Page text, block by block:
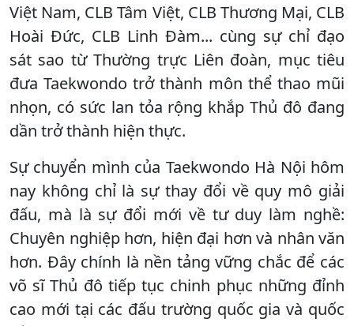
Việt Nam, CLB Tâm Việt, CLB Thương Mại, CLB
Hoài Đức, CLB Linh Đàm... cùng sự chỉ đạo
sát sao từ Thường trực Liên đoàn, mục tiêu
đưa Taekwondo trở thành môn thể thao mũi
nhọn, có sức lan tỏa rộng khắp Thủ đô đang
dần trở thành hiện thực.
Sự chuyển mình của Taekwondo Hà Nội hôm
nay không chỉ là sự thay đổi về quy mô giải
đấu, mà là sự đổi mới về tư duy làm nghề:
Chuyên nghiệp hơn, hiện đại hơn và nhân văn
hơn. Đây chính là nền tảng vững chắc để các
võ sĩ Thủ đô tiếp tục chinh phục những đỉnh
cao mới tại các đấu trường quốc gia và quốc